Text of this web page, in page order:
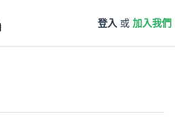
登入 或 加入我們